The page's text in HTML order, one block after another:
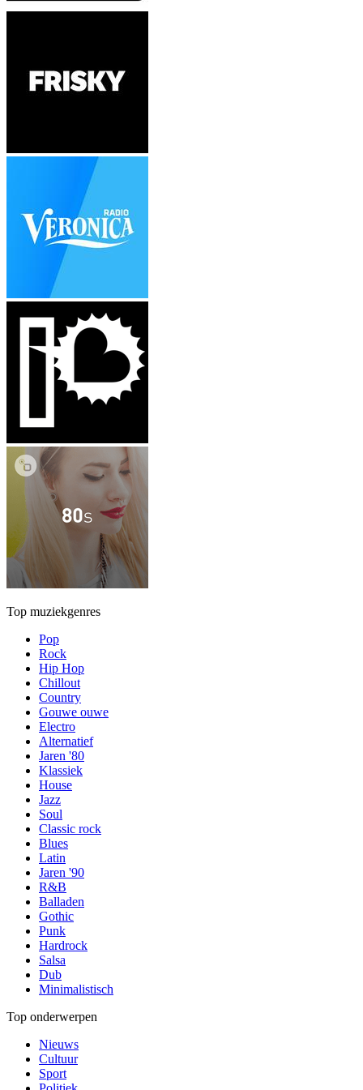
Top muziekgenres
Pop
Rock
Hip Hop
Chillout
Country
Gouwe ouwe
Electro
Alternatief
Jaren '80
Klassiek
House
Jazz
Soul
Classic rock
Blues
Latin
Jaren '90
R&B
Balladen
Gothic
Punk
Hardrock
Salsa
Dub
Minimalistisch
Top onderwerpen
Nieuws
Cultuur
Sport